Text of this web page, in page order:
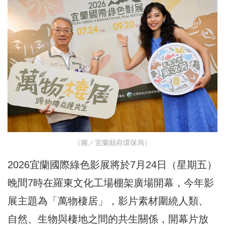
（圖／宜蘭縣府環保局）
2026宜蘭國際綠色影展將於7月24日（星期五）
晚間7時在羅東文化工場棚架廣場開幕，今年影
展主題為「萬物棲居」，影片素材圍繞人類、
自然、生物與棲地之間的共生關係，開幕片放